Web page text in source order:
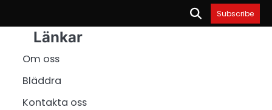
Subscribe
Länkar
Om oss
Bläddra
Kontakta oss